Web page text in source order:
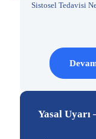
Sistosel Tedavisi
Yasal Uyarı